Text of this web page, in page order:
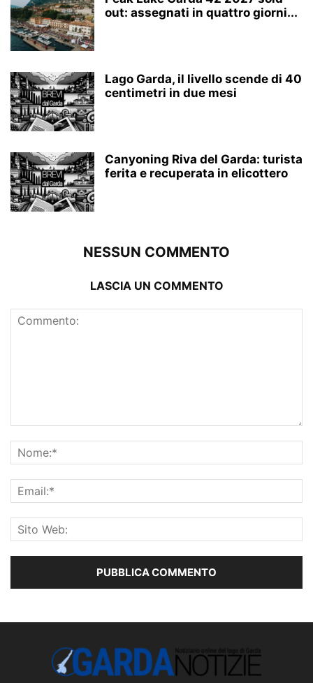
out: assegnati in quattro giorni...
Lago Garda, il livello scende di 40
centimetri in due mesi
Canyoning Riva del Garda: turista
ferita e recuperata in elicottero
NESSUN COMMENTO
LASCIA UN COMMENTO